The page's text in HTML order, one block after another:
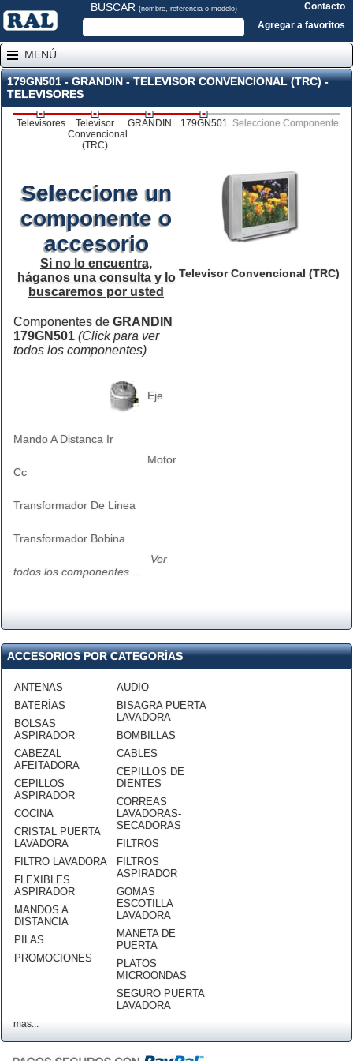
BUSCAR (nombre, referencia o modelo)
Contacto
Agregar a favoritos
MENÚ
179GN501 - GRANDIN - TELEVISOR CONVENCIONAL (TRC) -
TELEVISORES
Televisores
Televisor
Convencional
(TRC)
GRANDIN 179GN501 Seleccione Componente
Televisor Convencional (TRC)
Seleccione un
componente o
accesorio
Si no lo encuentra,
háganos una consulta y lo
buscaremos por usted
Componentes de GRANDIN
179GN501 (Click para ver
todos los componentes)
Eje
Mando A Distanca Ir
Motor
Cc
Transformador De Linea
Transformador Bobina
Ver
todos los componentes ...
ACCESORIOS POR CATEGORÍAS
ANTENAS
BATERÍAS
BOLSAS
ASPIRADOR
CABEZAL
AFEITADORA
CEPILLOS
ASPIRADOR
COCINA
CRISTAL PUERTA
LAVADORA
FILTRO LAVADORA
FLEXIBLES
ASPIRADOR
MANDOS A
DISTANCIA
PILAS
PROMOCIONES
AUDIO
BISAGRA PUERTA
LAVADORA
BOMBILLAS
CABLES
CEPILLOS DE
DIENTES
CORREAS
LAVADORAS-
SECADORAS
FILTROS
FILTROS
ASPIRADOR
GOMAS
ESCOTILLA
LAVADORA
MANETA DE
PUERTA
PLATOS
MICROONDAS
SEGURO PUERTA
LAVADORA
mas...